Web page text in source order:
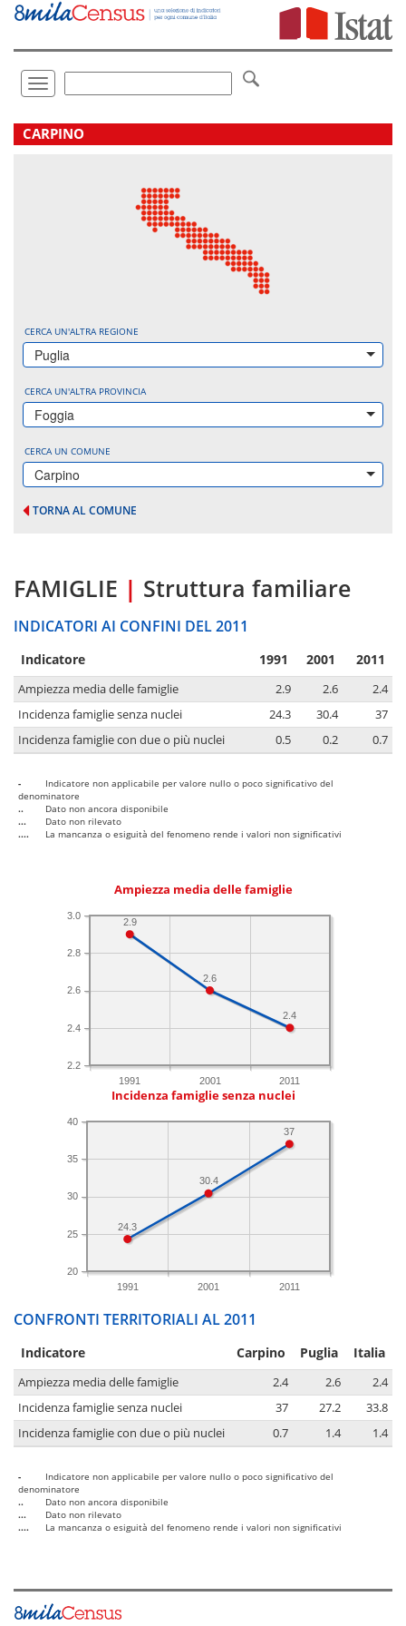
Vai
direttamente
Toggle
navigation
.
CARPINO
CERCA UN'ALTRA REGIONE
Puglia
CERCA UN'ALTRA PROVINCIA
Foggia
CERCA UN COMUNE
Carpino
TORNA AL COMUNE
FAMIGLIE | Struttura familiare
INDICATORI AI CONFINI DEL 2011
Indicatore 1991 2001 2011
Ampiezza media delle famiglie 2.9 2.6
2.4
Incidenza famiglie senza nuclei
24.3 30.4
37
Incidenza famiglie con due o più nuclei
0.5 0.2 0.7
-
Indicatore non applicabile per valore nullo o poco significativo del
denominatore
..
Dato non ancora disponibile
...
Dato non rilevato
....
La mancanza o esiguità del fenomeno rende i valori non significativi
Ampiezza media delle famiglie
1991 2001 2011
2.2
2.4
2.6
2.8
3.0
2.4
2.6
2.9
Incidenza famiglie senza nuclei
1991 2001 2011
20
25
30
35
40
37
30.4
24.3
CONFRONTI TERRITORIALI AL 2011
Indicatore Carpino Puglia Italia
Ampiezza media delle famiglie 2.4 2.6
2.4
Incidenza famiglie senza nuclei
37 27.2
33.8
Incidenza famiglie con due o più nuclei
0.7 1.4 1.4
-
Indicatore non applicabile per valore nullo o poco significativo del
denominatore
..
Dato non ancora disponibile
...
Dato non rilevato
....
La mancanza o esiguità del fenomeno rende i valori non significativi